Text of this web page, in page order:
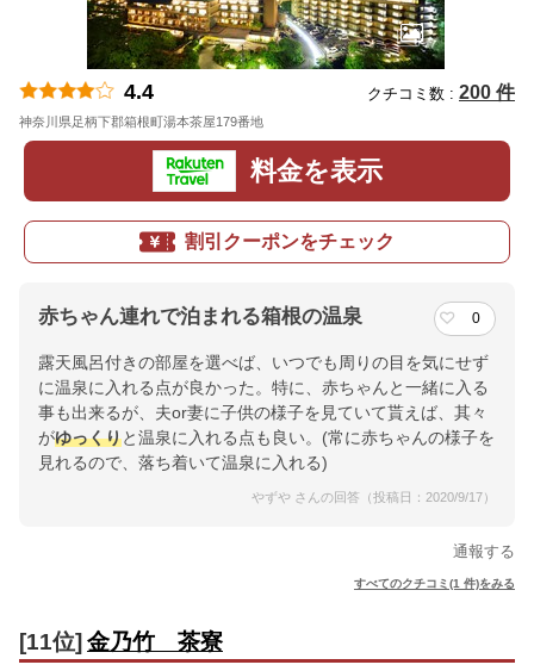
4.4 クチコミ数 : 200 件
神奈川県足柄下郡箱根町湯本茶屋179番地
料金を表示
割引クーポンをチェック
赤ちゃん連れで泊まれる箱根の温泉 0
露天風呂付きの部屋を選べば、いつでも周りの目を気にせず
に温泉に入れる点が良かった。特に、赤ちゃんと一緒に入る
事も出来るが、夫or妻に子供の様子を見ていて貰えば、其々
がゆっくりと温泉に入れる点も良い。(常に赤ちゃんの様子を
見れるので、落ち着いて温泉に入れる)
やずや さんの回答（投稿日：2020/9/17）
通報する
すべてのクチコミ(1 件)をみる
[11位] 金乃竹 茶寮